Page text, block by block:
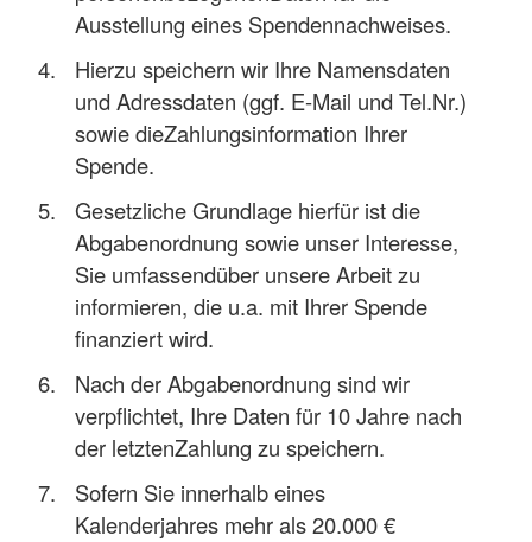
Ausstellung eines Spendennachweises.
Hierzu speichern wir Ihre Namensdaten
und Adressdaten (ggf. E-Mail und Tel.Nr.)
sowie dieZahlungsinformation Ihrer
Spende.
Gesetzliche Grundlage hierfür ist die
Abgabenordnung sowie unser Interesse,
Sie umfassendüber unsere Arbeit zu
informieren, die u.a. mit Ihrer Spende
finanziert wird.
Nach der Abgabenordnung sind wir
verpflichtet, Ihre Daten für 10 Jahre nach
der letztenZahlung zu speichern.
Sofern Sie innerhalb eines
Kalenderjahres mehr als 20.000 €